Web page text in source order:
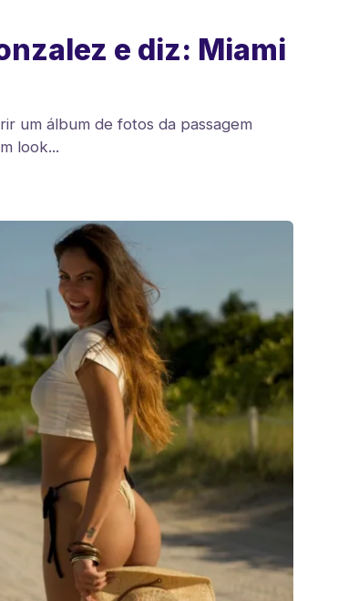
e diz: Miami
um álbum de fotos da passagem
look...